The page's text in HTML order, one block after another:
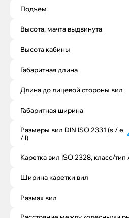
Подъем
Высота, мачта выдвинута
Высота кабины
Габаритная длина
Длина до лицевой стороны вил
Габаритная ширина
Размеры вил DIN ISO 2331 (s / e
/ l)
Каретка вил ISO 2328, класс/тип
Ширина каретки вил
Размах вил